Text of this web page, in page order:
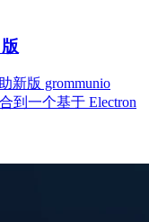
新版 grommunio
到一个基于 Electron